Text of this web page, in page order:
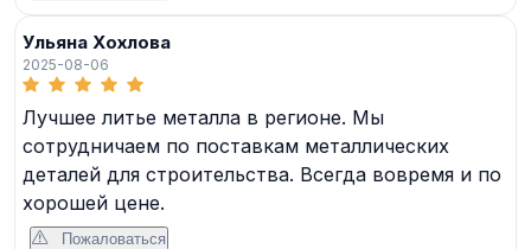
Ульяна Хохлова
2025-08-06
Лучшее литье металла в регионе. Мы
сотрудничаем по поставкам металлических
деталей для строительства. Всегда вовремя и по
хорошей цене.
Пожаловаться